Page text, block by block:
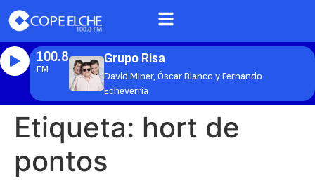
100.8
FM
Grupo Risa
David Miner, Óscar Blanco y Fernando
Echeverría
Etiqueta: hort de
pontos